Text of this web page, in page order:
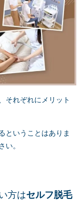
それぞれにメリット
ということはありま
い。
方はセルフ脱毛